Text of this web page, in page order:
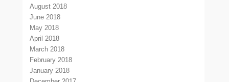
August 2018
June 2018
May 2018
April 2018
March 2018
February 2018
January 2018